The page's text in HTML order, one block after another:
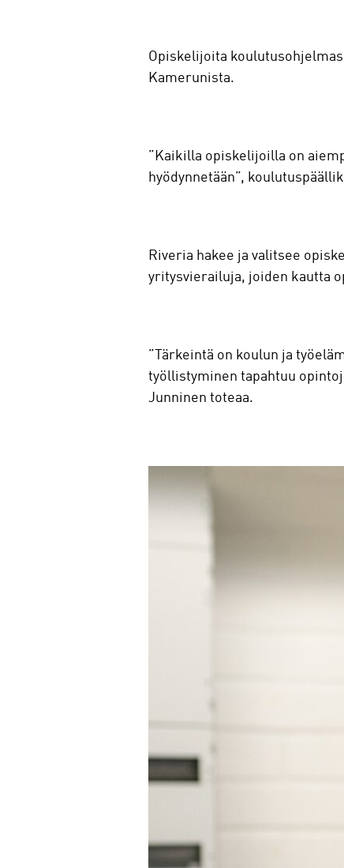
Opiskelijoita
Kamerunista.
”Kaikilla opiskelijoilla on
hyödynnetään”,
Riveria hakee ja valitsee
yritysvierailuja, joiden kautta
”Tärkeintä on koulun ja
työllistyminen tapahtuu
Junninen toteaa.